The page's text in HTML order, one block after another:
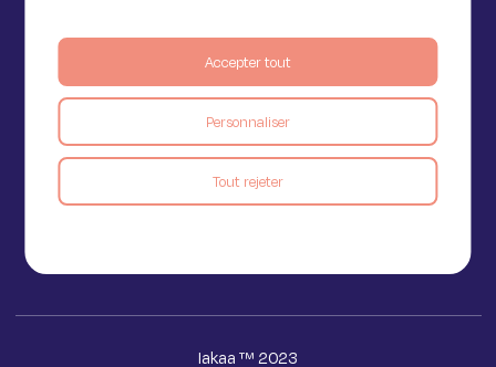
Personnaliser
Tout rejeter
Accepter tout
11 Rue de Provence,
75009 Paris
Iakaa ™ 2023